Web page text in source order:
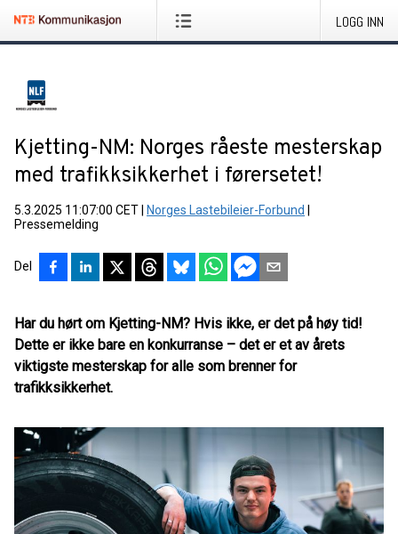
LOGG INN
Kjetting-NM: Norges råeste mesterskap
med trafikksikkerhet i førersetet!
5.3.2025 11:07:00 CET Norges Lastebileier-Forbund
Pressemelding
Del
Har du hørt om Kjetting-NM? Hvis ikke, er det på høy tid!
Dette er ikke bare en konkurranse – det er et av årets
viktigste mesterskap for alle som brenner for
trafikksikkerhet.